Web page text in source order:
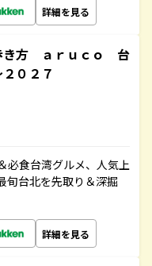
詳細を見る
き方 ａｒｕｃｏ 台
０２７
必食台湾グルメ、人気上
旬台北を先取り＆深掘
詳細を見る